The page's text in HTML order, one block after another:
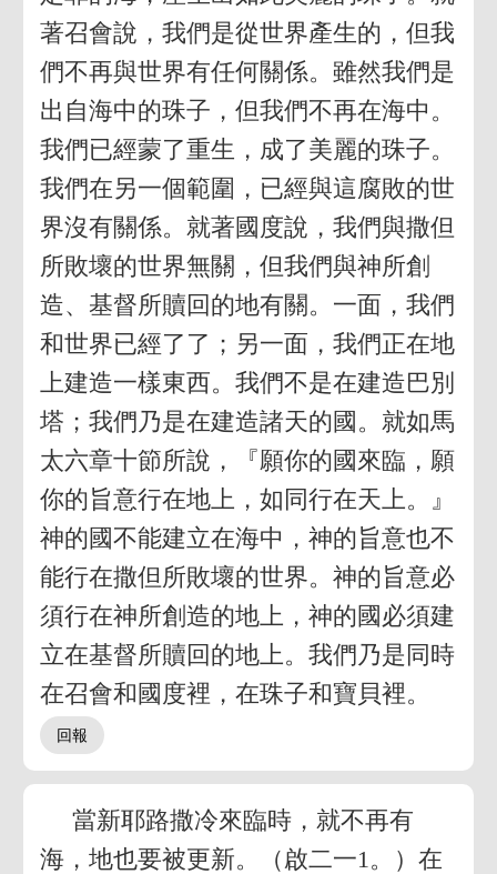
著召會說，我們是從世界產生的，但我
們不再與世界有任何關係。雖然我們是
出自海中的珠子，但我們不再在海中。
我們已經蒙了重生，成了美麗的珠子。
我們在另一個範圍，已經與這腐敗的世
界沒有關係。就著國度說，我們與撒但
所敗壞的世界無關，但我們與神所創
造、基督所贖回的地有關。一面，我們
和世界已經了了；另一面，我們正在地
上建造一樣東西。我們不是在建造巴別
塔；我們乃是在建造諸天的國。就如馬
太六章十節所說，『願你的國來臨，願
你的旨意行在地上，如同行在天上。』
神的國不能建立在海中，神的旨意也不
能行在撒但所敗壞的世界。神的旨意必
須行在神所創造的地上，神的國必須建
立在基督所贖回的地上。我們乃是同時
在召會和國度裡，在珠子和寶貝裡。
當新耶路撒冷來臨時，就不再有
海，地也要被更新。（啟二一1。）在